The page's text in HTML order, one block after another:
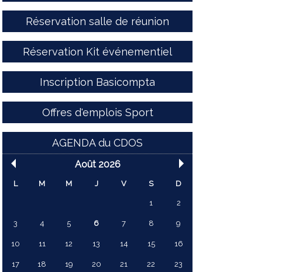
Réservation salle de réunion
Réservation Kit événementiel
Inscription Basicompta
Offres d'emplois Sport
AGENDA du CDOS
Août 2026
L M M J V S D
1 2
3 4 5 6 7 8 9
10 11 12 13 14 15 16
17 18 19 20 21 22 23